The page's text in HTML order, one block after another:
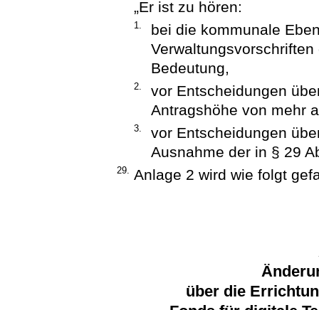
„Er ist zu hören:
1.
bei die kommunale
Bedeutung,
2.
vor Entscheidungen
Antragshöhe von mehr
3.
vor Entscheidungen
Ausnahme der in § 29
29. Anlage 2 wird wie folgt
über die